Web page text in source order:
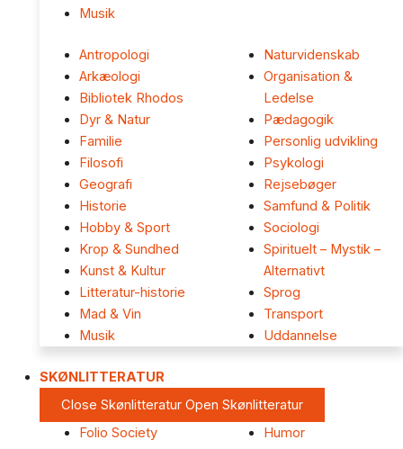
Musik
Antropologi
Arkæologi
Bibliotek Rhodos
Dyr & Natur
Familie
Filosofi
Geografi
Historie
Hobby & Sport
Krop & Sundhed
Kunst & Kultur
Litteratur-historie
Mad & Vin
Musik
Naturvidenskab
Organisation &
Ledelse
Pædagogik
Personlig udvikling
Psykologi
Rejsebøger
Samfund & Politik
Sociologi
Spirituelt – Mystik –
Alternativt
Sprog
Transport
Uddannelse
SKØNLITTERATUR
Close Skønlitteratur Open Skønlitteratur
Folio Society
Humor